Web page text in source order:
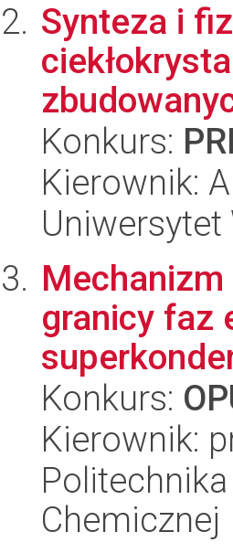
Synteza i
Konkurs:
Kierownik:
Uniwersytet
Mechanizm
granicy faz
Konkurs:
Kierownik:
Chemicznej